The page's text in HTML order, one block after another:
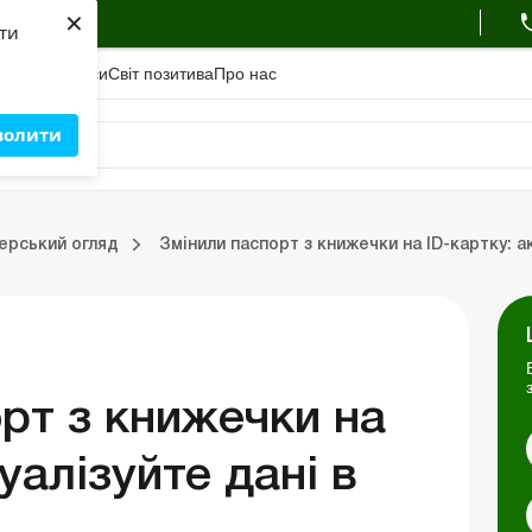
×
СервісиСвiт позитиваПро нас
огляд Змінили паспорт з книжечки на ID-картку:
з книжечки на
дані в